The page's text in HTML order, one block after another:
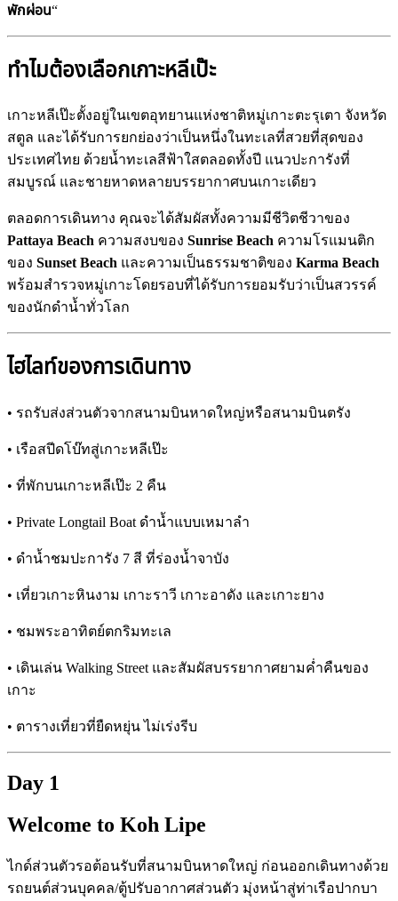
พักผ่อน“
ทำไมต้องเลือกเกาะหลีเป๊ะ
เกาะหลีเป๊ะตั้งอยู่ในเขตอุทยานแห่งชาติหมู่เกาะตะรุเตา จังหวัด
สตูล และได้รับการยกย่องว่าเป็นหนึ่งในทะเลที่สวยที่สุดของ
ประเทศไทย ด้วยน้ำทะเลสีฟ้าใสตลอดทั้งปี แนวปะการังที่
สมบูรณ์ และชายหาดหลายบรรยากาศบนเกาะเดียว
ตลอดการเดินทาง คุณจะได้สัมผัสทั้งความมีชีวิตชีวาของ
Pattaya Beach ความสงบของ Sunrise Beach ความโรแมนติก
ของ Sunset Beach และความเป็นธรรมชาติของ Karma Beach
พร้อมสำรวจหมู่เกาะโดยรอบที่ได้รับการยอมรับว่าเป็นสวรรค์
ของนักดำน้ำทั่วโลก
ไฮไลท์ของการเดินทาง
• รถรับส่งส่วนตัวจากสนามบินหาดใหญ่หรือสนามบินตรัง
• เรือสปีดโบ๊ทสู่เกาะหลีเป๊ะ
• ที่พักบนเกาะหลีเป๊ะ 2 คืน
• Private Longtail Boat ดำน้ำแบบเหมาลำ
• ดำน้ำชมปะการัง 7 สี ที่ร่องน้ำจาบัง
• เที่ยวเกาะหินงาม เกาะราวี เกาะอาดัง และเกาะยาง
• ชมพระอาทิตย์ตกริมทะเล
• เดินเล่น Walking Street และสัมผัสบรรยากาศยามค่ำคืนของ
เกาะ
• ตารางเที่ยวที่ยืดหยุ่น ไม่เร่งรีบ
Day 1
Welcome to Koh Lipe
ไกด์ส่วนตัวรอต้อนรับที่สนามบินหาดใหญ่ ก่อนออกเดินทางด้วย
รถยนต์ส่วนบุคคล/ตู้ปรับอากาศส่วนตัว มุ่งหน้าสู่ท่าเรือปากบา